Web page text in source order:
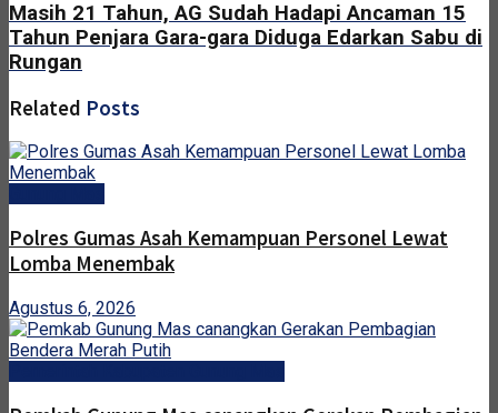
Masih 21 Tahun, AG Sudah Hadapi Ancaman 15
Tahun Penjara Gara-gara Diduga Edarkan Sabu di
Rungan
Related Posts
Polres Gumas Asah Kemampuan Personel Lewat
Lomba Menembak
Agustus 6, 2026